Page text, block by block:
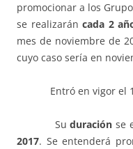
promocionar a los
se realizarán cada 2
mes de noviembre de
cuyo caso sería en
Entró en vigor el
Suduración se
2017. Se entenderá